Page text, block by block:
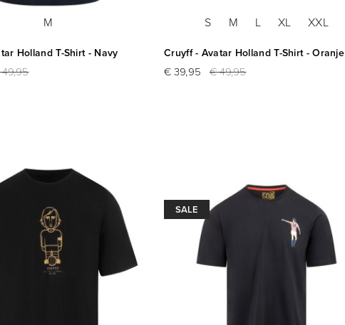
M
Holland T-Shirt - Navy
S M L XL XXL
Cruyff - Avatar Holland T-Shirt - Oranje
€ 39,95 € 49,95
SALE